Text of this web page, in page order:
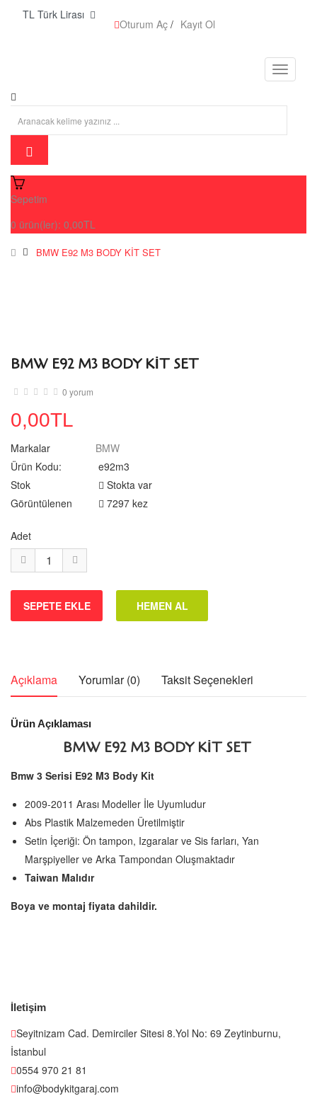
Oturum Aç / Kayıt Ol
Sepetim
0 ürün(ler): 0,00TL
BMW E92 M3 BODY KİT SET
BMW E92 M3 BODY KİT SET
0 yorum
0,00TL
Markalar
BMW
Ürün Kodu:
e92m3
Stok
Stokta var
Görüntülenen
7297 kez
Adet
Açıklama Yorumlar (0) Taksit Seçenekleri
Ürün Açıklaması
BMW E92 M3 BODY KİT SET
Bmw 3 Serisi E92 M3 Body Kit
2009-2011 Arası Modeller İle Uyumludur
Abs Plastik Malzemeden Üretilmiştir
Setin İçeriği: Ön tampon, Izgaralar ve Sis farları, Yan
Marşpiyeller ve Arka Tampondan Oluşmaktadır
Taiwan Malıdır
Boya ve montaj fiyata dahildir.
İletişim
Seyitnizam Cad. Demirciler Sitesi 8.Yol No: 69 Zeytinburnu,
İstanbul
0554 970 21 81
info@bodykitgaraj.com